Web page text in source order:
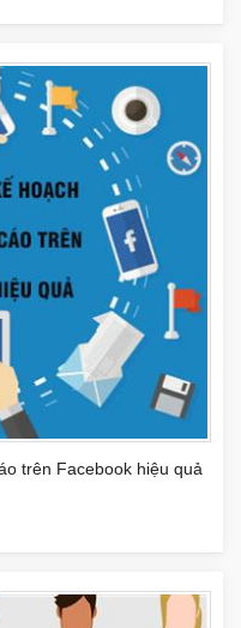
trên Facebook hiệu quả